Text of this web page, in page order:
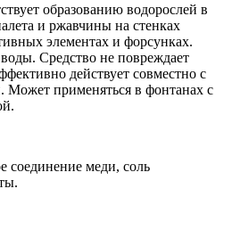
образованию водорослей в
и ржавчины на стенках
элементах и форсунках.
Средство не повреждает
действует совместно с
Может применяться в фонтанах с
соединение меди, соль